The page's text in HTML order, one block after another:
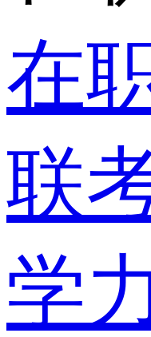
在
联
学